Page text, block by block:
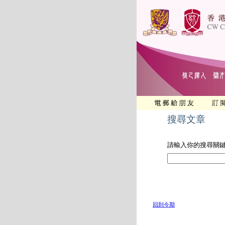
搜尋文章
請輸入你的搜尋關
回到今期